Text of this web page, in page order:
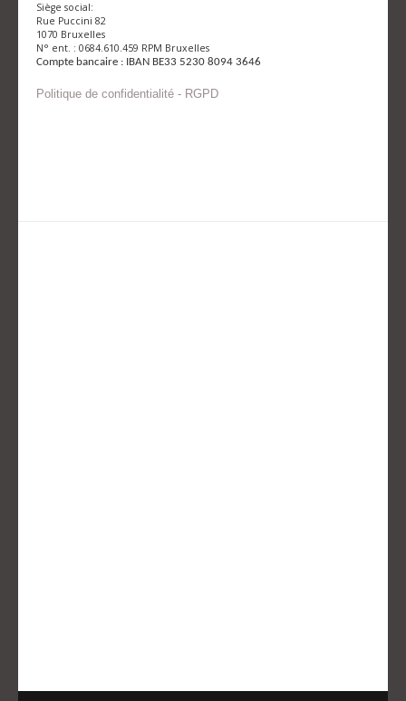
Siège social:
Rue Puccini 82
1070 Bruxelles
N° ent. : 0684.610.459 RPM Bruxelles
Compte bancaire : IBAN BE33 5230 8094 3646
Politique de confidentialité - RGPD